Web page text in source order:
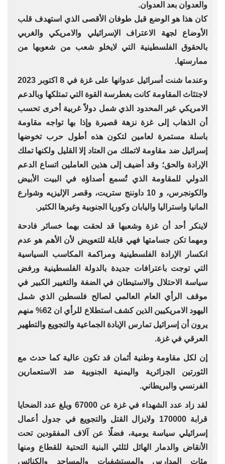
والعدوان بعد العدوان.
كان هذا هو الوضع قبل طوفان الأقصى الذي استهدف قلب
الأوضاع لجهة الاعتراف الإسرائيلي والامريكي والغربي
بالحقوق الفلسطينية التي لايخلو شعب من شعوبها من
ممارستها.
وعندما شنت أسرائيل عدوانها على غزة في 8 اكتوبر 2023
لاجتثاث المقاومة كانت بغطرسة القوة التي تمتلكها وبالدعم
الامريكي غير المحدود الذي شمل دولاً غربية أخرى تحسب
أن الذهاب إلى غزة نزهة قصيرة وإذا بها تواجه مقاومة
باسلة مستمرة لعامين لتكون هذه أطول حرب تخوضها
إسرائيل ضد مقاومة لاتملك من العتاد إلا القليل ولكنها تملك
الإرادة والحق؛ وقد أضيف إلى هذين العاملين اتساع الدعم
الدولي للمقاومة الذي تُسمع أصداؤه في البيت الأبيض
والكونجرس، و 10 داوننج ستريت، وقصر الإليزيه وشوارع
المانيا واستراليا واليابان وكوريا الجنوبية وغيرها الكثير.
لاينكر أحد أن غزة وشعبها قد لحقت بهما خسائر فادحة
ومهما تكن جسامتها فهي قابلة للتعويض لأن الأهم هو عدم
انكسار الإرادة الفلسطينية ومراكمة المكاسب السياسية
التي توجت باعترافات جديدة بالدولة الفلسطينية ورفض
سياسة الاحتلال والاستيطان في الضفة والتغيير الكبير في
موقف الرأي العام العالمي لصالح فلسطين الذي شمل
اليهود الامريكيين الذين كشف استطلاع للرأي ان 62% منهم
يرون أن إسرائيل تمارس الإبادة الجماعية والتجويع والتطهير
العرقي في غزة.
إن لكل مقاومة وطنية أثمان قد تكون عالية كما حدث مع
الثورتين الجزائرية واليمنية الجنوبية ضد الاستعمارين
الفرنسي والبريطاني.
لقد زاد عدد الشهداء في غزة عن 67000 وبلغ عدد الضحايا
قرابة 170000 ولايزال القتل والتجويع في جدول أعمال
إسرائيلي سياسة يومية، فضلًا عن آلاف المفقودين تحت
الأنقاض والدمار الهائل لثلثي البنية التحتية للقطاع ومنها
مئات المدارس والمستشفيات والمساجد والكنائس